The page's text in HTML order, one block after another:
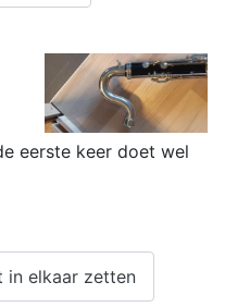
eerste keer doet wel
in elkaar zetten